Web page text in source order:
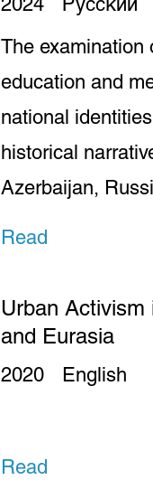
The examination
education and
national
historical
Azerbaijan,
Read
Urban
and Eurasia
2020 English
Read